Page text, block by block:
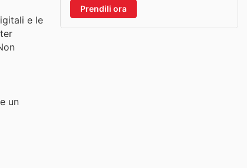
e le
un
Prendili ora